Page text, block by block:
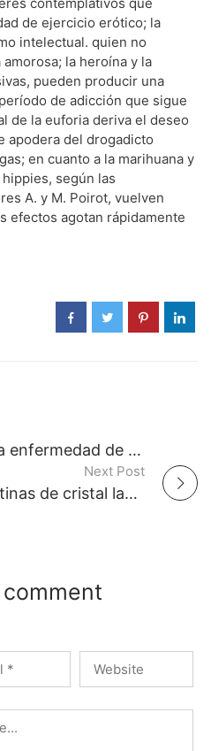
de ejercicio erótico; la
intelectual. quien no
la heroína y la
pueden producir una
de adicción que sigue
de la euforia deriva el deseo
apodera del drogadicto
en cuanto a la marihuana y
según las
A. y M. Poirot, vuelven
efectos agotan rápidamente
Prevención de la enfermedad de Alzheimer: 4 consejos para la salud del cerebro
Next Post
Las mejores cortinas de cristal las consigues en Vidrio Glass